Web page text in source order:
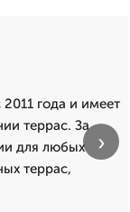
года и имеет
террас. За
для любых
террас,
›